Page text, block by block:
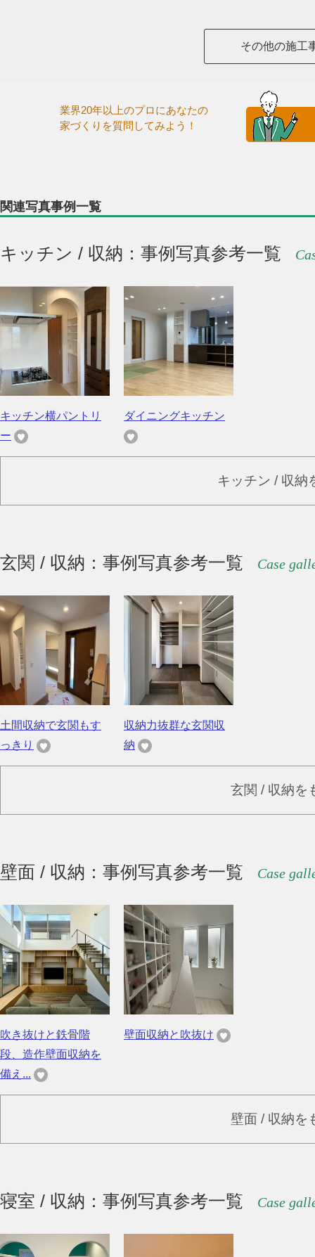
その他の施工
業界20年以上のプロにあなたの
家づくりを質問してみよう！
関連写真事例一覧
キッチン / 収納：事例写真参考一覧
キッチン横パントリ
ー
ダイニングキッチン
キッチン / 収納
玄関 / 収納：事例写真参考一覧 Case
土間収納で玄関もす
っきり
収納力抜群な玄関収
納
玄関 / 収納を
壁面 / 収納：事例写真参考一覧 Case
吹き抜けと鉄骨階
段、造作壁面収納を
備え...
壁面収納と吹抜け
壁面 / 収納を
寝室 / 収納：事例写真参考一覧 Case